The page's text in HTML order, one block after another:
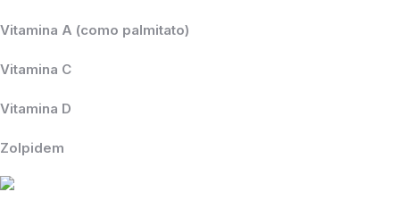
Vitamina A (como palmitato)
Vitamina C
Vitamina D
Zolpidem